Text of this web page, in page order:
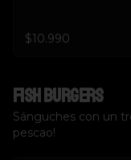
$10.990
Fish Burgers
Sánguches con un
pescao!